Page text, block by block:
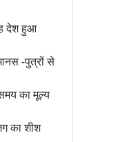
देश हुआ
-पुत्रों से
का मूल्य
का शीश